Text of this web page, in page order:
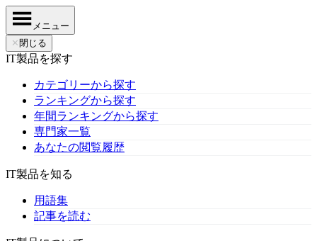
メニュー
✕ 閉じる
IT製品を探す
カテゴリーから探す
ランキングから探す
年間ランキングから探す
専門家一覧
あなたの閲覧履歴
IT製品を知る
用語集
記事を読む